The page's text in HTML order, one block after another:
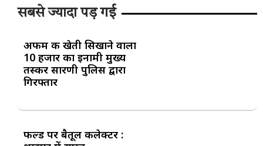
सबसे ज्यादा पड़ गई
अफीम की खेती सिखाने वाला
10 हजार का इनामी मुख्य
तस्कर सारणी पुलिस द्वारा
गिरफ्तार
फील्ड पर बैतूल कलेक्टर :